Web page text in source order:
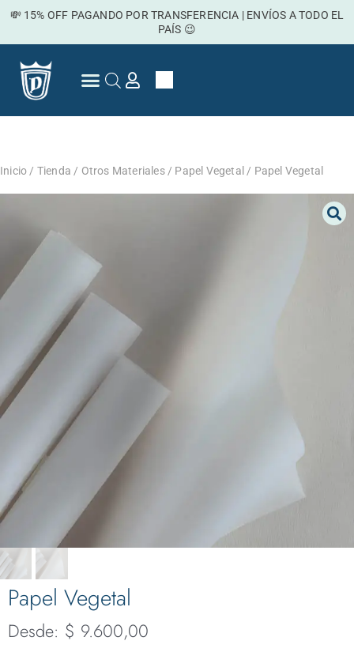
contenido
💸 15% OFF PAGANDO POR TRANSFERENCIA | ENVÍOS A TODO EL
PAÍS 😉
Cart
Inicio / Tienda / Otros Materiales/ Papel Vegetal / Papel Vegetal
Papel Vegetal
Desde: $ 9.600,00